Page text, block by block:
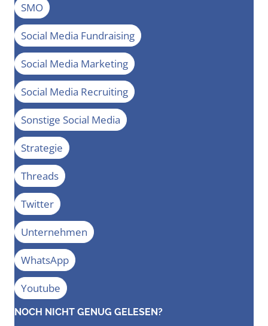
SMO
Social Media Fundraising
Social Media Marketing
Social Media Recruiting
Sonstige Social Media
Strategie
Threads
Twitter
Unternehmen
WhatsApp
Youtube
NOCH NICHT GENUG GELESEN?